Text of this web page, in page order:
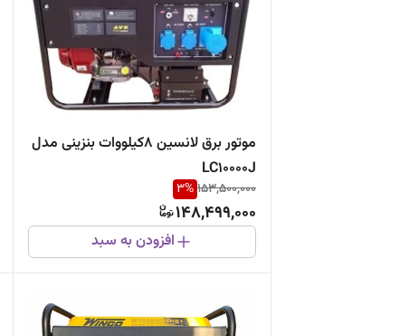
موتور برق لانسین ۸کیلووات بنزینی مدل
LC10000J
153,500,000
3%
148,499,000
افزودن به سبد